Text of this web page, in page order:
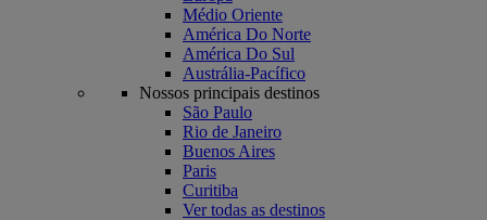
Médio Oriente
América Do Norte
América Do Sul
Austrália-Pacífico
Nossos principais destinos
São Paulo
Rio de Janeiro
Buenos Aires
Paris
Curitiba
Ver todas as destinos